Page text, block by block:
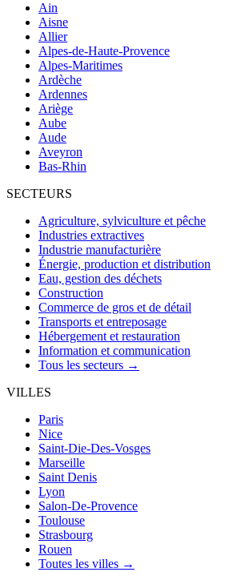
Ain
Aisne
Allier
Alpes-de-Haute-Provence
Alpes-Maritimes
Ardèche
Ardennes
Ariège
Aube
Aude
Aveyron
Bas-Rhin
SECTEURS
Agriculture, sylviculture et pêche
Industries extractives
Industrie manufacturière
Énergie, production et distribution
Eau, gestion des déchets
Construction
Commerce de gros et de détail
Transports et entreposage
Hébergement et restauration
Information et communication
Tous les secteurs →
VILLES
Paris
Nice
Saint-Die-Des-Vosges
Marseille
Saint Denis
Lyon
Salon-De-Provence
Toulouse
Strasbourg
Rouen
Toutes les villes →